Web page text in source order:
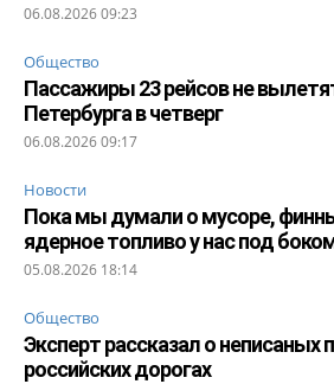
06.08.2026 09:23
Общество
Пассажиры 23 рейсов не
Петербурга в четверг
06.08.2026 09:17
Новости
Пока мы думали о мусоре,
ядерное топливо у нас под
05.08.2026 18:14
Общество
Эксперт рассказал о неписаных
российских дорогах